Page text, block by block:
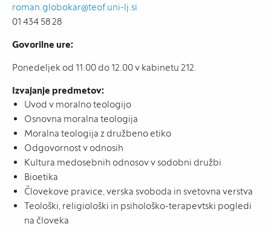
roman.globokar@teof.uni-lj.si
01 434 58 28
Govorilne ure:
Ponedeljek od 11.00 do 12.00 v kabinetu 212.
Izvajanje predmetov:
Uvod v moralno teologijo
Osnovna moralna teologija
Moralna teologija z družbeno etiko
Odgovornost v odnosih
Kultura medosebnih odnosov v sodobni družbi
Bioetika
Človekove pravice, verska svoboda in svetovna verstva
Teološki, religiološki in psihološko-terapevtski pogledi
na človeka